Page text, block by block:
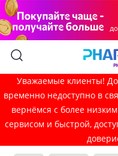
Уважаемые клиенты!
временно недоступно в
вернёмся с более
сервисом и быстрой,